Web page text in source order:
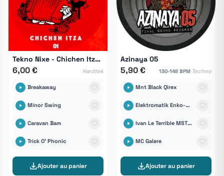
Tekno Nixe - Chichen Itza 01
6,00 € Hardtek
Breakaway
Minor Swing
Caravan Bam
Trick O' Phonic
Ajouter au panier
Azinaya 05
5,90 € 130-148 BPM·Techno
Mnt Black Qirex
Elektromatik Enko-D / Tikal Sound Records
Ivan Le Terrible MST Sound System
MC Galere
Ajouter au panier